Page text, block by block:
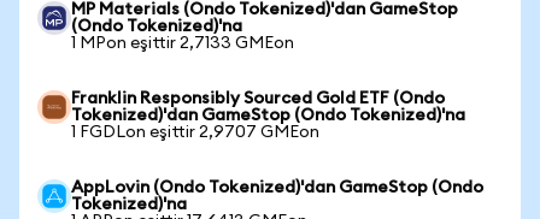
MP Materials (Ondo Tokenized)'dan GameStop
(Ondo Tokenized)'na
1 MPon eşittir 2,7133 GMEon
Franklin Responsibly Sourced Gold ETF (Ondo
Tokenized)'dan GameStop (Ondo Tokenized)'na
1 FGDLon eşittir 2,9707 GMEon
AppLovin (Ondo Tokenized)'dan GameStop (Ondo
Tokenized)'na